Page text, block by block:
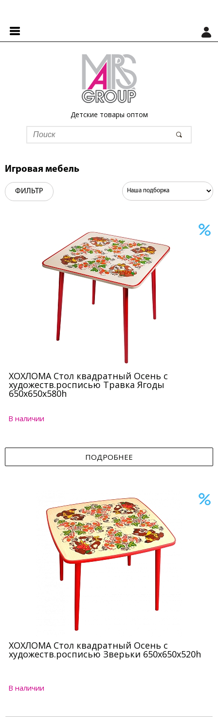
Детские товары оптом
Игровая мебель
ФИЛЬТР
ХОХЛОМА Стол квадратный Осень с
художеств.росписью Травка Ягоды
650x650x580h
В наличии
ПОДРОБНЕЕ
ХОХЛОМА Стол квадратный Осень с
художеств.росписью Зверьки 650x650x520h
В наличии